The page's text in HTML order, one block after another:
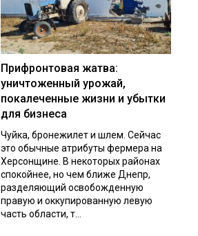
Прифронтовая жатва:
уничтоженный урожай,
покалеченные жизни и убытки
для бизнеса
Чуйка, бронежилет и шлем. Сейчас
это обычные атрибуты фермера на
Херсонщине. В некоторых районах
спокойнее, но чем ближе Днепр,
разделяющий освобожденную
правую и оккупированную левую
часть области, т...